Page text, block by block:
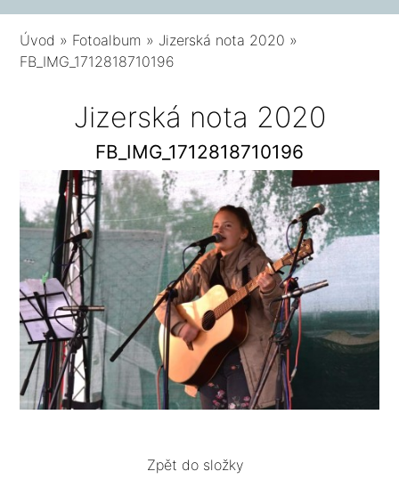
Úvod » Fotoalbum » Jizerská nota 2020 »
FB_IMG_1712818710196
Jizerská nota 2020
FB_IMG_1712818710196
Zpět do složky